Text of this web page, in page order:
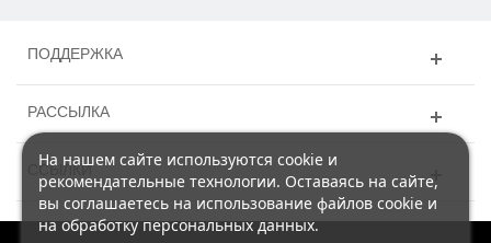
ПОДДЕРЖКА
РАССЫЛКА
ССЫЛКИ
На нашем сайте используются cookie и
рекомендательные технологии. Оставаясь на сайте,
вы соглашаетесь на использование файлов cookie и
на обработку персональных данных.